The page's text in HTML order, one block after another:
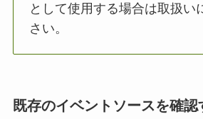
として使用する場合は取扱い
さい。
既存のイベントソースを確認